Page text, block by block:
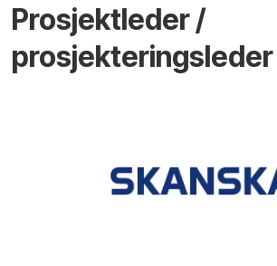
Prosjektleder /
prosjekteringsleder